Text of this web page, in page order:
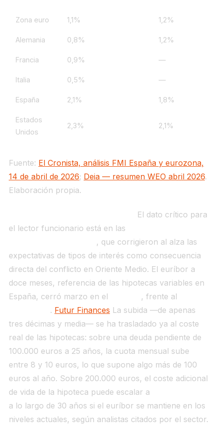
Zona euro 1,1% 1,2%
Alemania 0,8% 1,2%
Francia 0,9% —
Italia 0,5% —
España 2,1% 1,8%
Estados
Unidos
2,3% 2,1%
Fuente: El Cronista, análisis FMI España y eurozona,
14 de abril de 2026; Deia — resumen WEO abril 2026.
Elaboración propia.
El dato crítico para
el lector funcionario está en las
, que corrigieron al alza las
expectativas de tipos de interés como consecuencia
directa del conflicto en Oriente Medio. El euríbor a
doce meses, referencia de las hipotecas variables en
España, cerró marzo en el
, frente al
. Futur Finances La subida —de apenas
tres décimas y media— se ha trasladado ya al coste
real de las hipotecas: sobre una deuda pendiente de
100.000 euros a 25 años, la cuota mensual sube
entre 8 y 10 euros, lo que supone algo más de 100
euros al año. Sobre 200.000 euros, el coste adicional
de vida de la hipoteca puede escalar a
a lo largo de 30 años si el euríbor se mantiene en los
niveles actuales, según analistas citados por el sector.